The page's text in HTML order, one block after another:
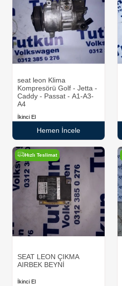
seat leon Klima
Kompresörü Golf - Jetta -
Caddy - Passat - A1-A3-
A4
İkinci El
Hemen İncele
Hızlı Teslimat
SEAT LEON ÇIKMA
AIRBEK BEYNİ
İkinci El